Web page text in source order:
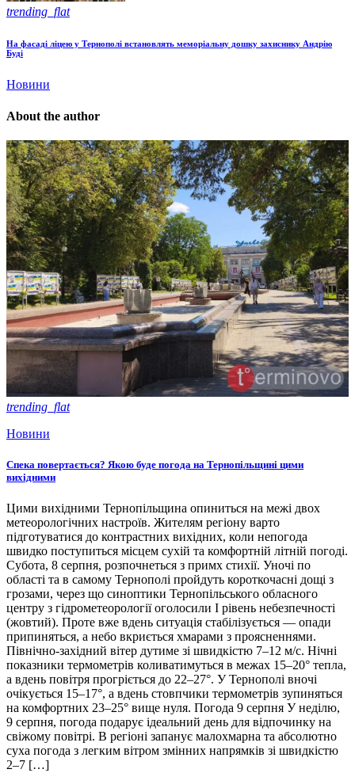
trending_flat
На фасаді ліцею у Тернополі встановлять меморіальну дошку захиснику Андрію
Буді
Новини
About the author
trending_flat
Новини
Спека повертається? Якою буде погода на Тернопільщині цими
вихідними
Цими вихідними Тернопільщина опиниться на межі двох
метеорологічних настроїв. Жителям регіону варто
підготуватися до контрастних вихідних, коли непогода
швидко поступиться місцем сухій та комфортній літній погоді.
Субота, 8 серпня, розпочнеться з примх стихії. Уночі по
області та в самому Тернополі пройдуть короткочасні дощі з
грозами, через що синоптики Тернопільського обласного
центру з гідрометеорології оголосили І рівень небезпечності
(жовтий). Проте вже вдень ситуація стабілізується — опади
припиняться, а небо вкриється хмарами з проясненнями.
Північно-західний вітер дутиме зі швидкістю 7–12 м/с. Нічні
показники термометрів коливатимуться в межах 15–20° тепла,
а вдень повітря прогріється до 22–27°. У Тернополі вночі
очікується 15–17°, а вдень стовпчики термометрів зупиняться
на комфортних 23–25° вище нуля. Погода 9 серпня У неділю,
9 серпня, погода подарує ідеальний день для відпочинку на
свіжому повітрі. В регіоні запанує малохмарна та абсолютно
суха погода з легким вітром змінних напрямків зі швидкістю
2–7 […]